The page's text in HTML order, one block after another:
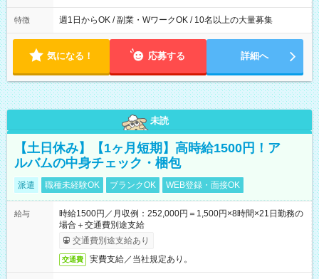
特徴 週1日からOK / 副業・WワークOK / 10名以上の大量募集
気になる！ 応募する 詳細へ
未読
【土日休み】【1ヶ月短期】高時給1500円！ア
ルバムの中身チェック・梱包
派遣 職種未経験OK ブランクOK WEB登録・面接OK
給与
時給1500円／月収例：252,000円＝1,500円×8時間×21日勤務の
場合＋交通費別途支給
交通費別途支給あり
交通費 実費支給／当社規定あり。